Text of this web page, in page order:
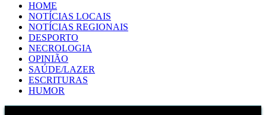
HOME
NOTÍCIAS LOCAIS
NOTÍCIAS REGIONAIS
DESPORTO
NECROLOGIA
OPINIÃO
SAÚDE/LAZER
ESCRITURAS
HUMOR